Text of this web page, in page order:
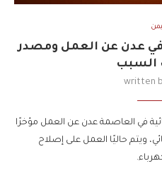
عدن عن العمل ومصدر
written
في العاصمة عدن عن العمل مؤخرًا
ويتم حاليًا العمل على إصلاح